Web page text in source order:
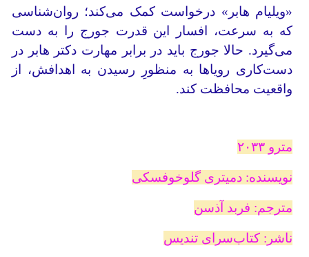
«ویلیام هابر» درخواست کمک می‌کند؛ روان‌شناسی
که به سرعت، افسار این قدرت جورج را به دست
می‌گیرد. حالا جورج باید در برابر مهارت دکتر هابر در
دست‌کاری رویاها به منظورِ رسیدن به اهدافش، از
واقعیت محافظت کند.
مترو ۲۰۳۳
نویسنده: دمیتری گلوخوفسکی
مترجم: فربد آذسن
ناشر: کتاب‌سرای تندیس